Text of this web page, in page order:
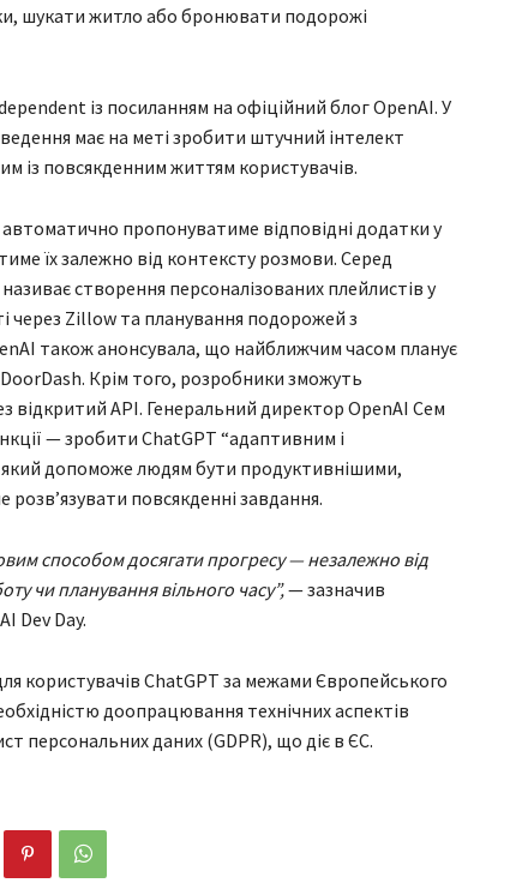
шукати житло або бронювати подорожі
із посиланням на офіційний блог OpenAI. У
має на меті зробити штучний інтелект
із повсякденним життям користувачів.
пропонуватиме відповідні додатки у
їх залежно від контексту розмови. Серед
створення персоналізованих плейлистів у
через Zillow та планування подорожей з
також анонсувала, що найближчим часом планує
Крім того, розробники зможуть
відкритий API. Генеральний директор OpenAI Сем
— зробити ChatGPT “адаптивним і
який допоможе людям бути продуктивнішими,
повсякденні завдання.
способом досягати прогресу — незалежно від
чи планування вільного часу”,— зазначив
Dev Day.
користувачів ChatGPT за межами Європейського
доопрацювання технічних аспектів
персональних даних (GDPR), що діє в ЄС.